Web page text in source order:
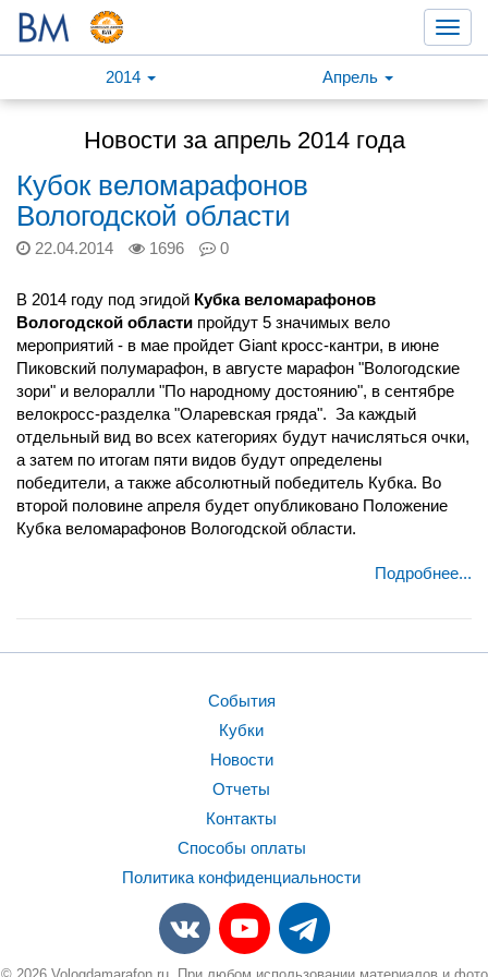
2014
Апрель
Новости за апрель 2014 года
Кубок веломарафонов
Вологодской области
22.04.2014 1696 0
В 2014 году под эгидой Кубка веломарафонов
Вологодской области пройдут 5 значимых вело
мероприятий - в мае пройдет Giant кросс-кантри, в июне
Пиковский полумарафон, в августе марафон "Вологодские
зори" и велоралли "По народному достоянию", в сентябре
велокросс-разделка "Оларевская гряда". За каждый
отдельный вид во всех категориях будут начисляться очки,
а затем по итогам пяти видов будут определены
победители, а также абсолютный победитель Кубка. Во
второй половине апреля будет опубликовано Положение
Кубка веломарафонов Вологодской области.
Подробнее...
События
Кубки
Новости
Отчеты
Контакты
Способы оплаты
Политика конфиденциальности